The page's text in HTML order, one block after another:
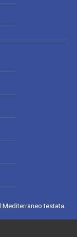
Mediterraneo testata
del Mediterraneo